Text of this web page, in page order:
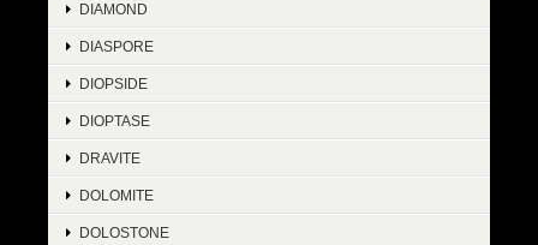
DIAMOND
DIASPORE
DIOPSIDE
DIOPTASE
DRAVITE
DOLOMITE
DOLOSTONE